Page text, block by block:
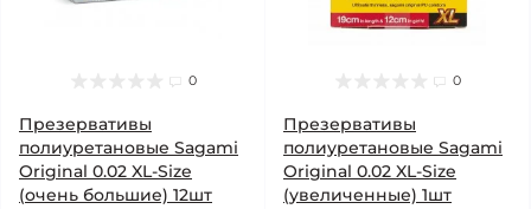
0
Презервативы
полиуретановые Sagami
Original 0.02 XL-Size
(очень большие) 12шт
0
Презервативы
полиуретановые Sagami
Original 0.02 XL-Size
(увеличенные) 1шт